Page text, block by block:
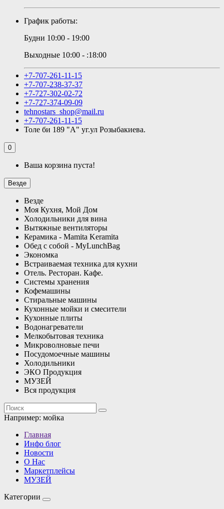
График работы:
Будни 10:00 - 19:00
Выходные 10:00 - :18:00
+7-707-261-11-15
+7-707-238-37-37
+7-727-302-02-72
+7-727-374-09-09
tehnostars_shop@mail.ru
+7-707-261-11-15
Толе би 189 "А" уг.ул Розыбакиева.
0
Ваша корзина пуста!
Везде
Везде
Моя Кухня, Мой Дом
Холодильники для вина
Вытяжные вентиляторы
Керамика - Mamita Keramita
Обед с собой - MyLunchBag
Экономка
Встраиваемая техника для кухни
Отель. Ресторан. Кафе.
Системы хранения
Кофемашины
Стиральные машины
Кухонные мойки и смесители
Кухонные плиты
Водонагреватели
Мелкобытовая техника
Микроволновые печи
Посудомоечные машины
Холодильники
ЭКО Продукция
МУЗЕЙ
Вся продукция
Например: мойка
Главная
Инфо блог
Новости
О Нас
Маркетплейсы
МУЗЕЙ
Категории